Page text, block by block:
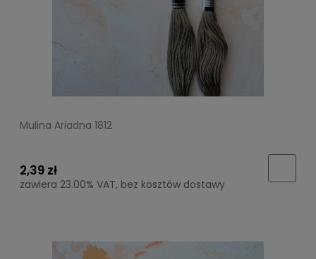
Mulina Ariadna 1812
2,39 zł
zawiera 23.00% VAT, bez kosztów dostawy